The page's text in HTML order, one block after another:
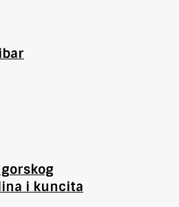
i kuncita